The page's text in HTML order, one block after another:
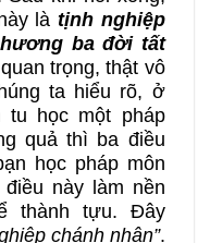
làtịnh nghiệp
ba đời tất
trọng, thật vô
ta hiểu rõ, ở
tu học một pháp
quả thì ba điều
học pháp môn
này làm nền
thành tựu. Đây
chánh nhân”.